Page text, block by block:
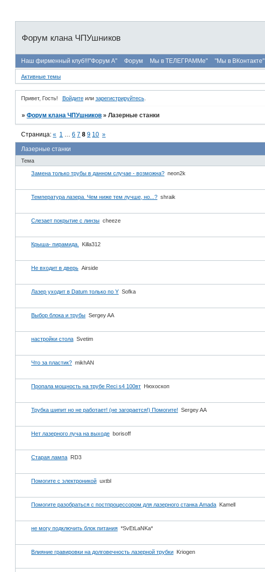
Форум клана ЧПУшников
Наш фирменный клуб!!!"Форум А" Форум Мы в ТЕЛЕГРАММе" "Мы в ВКонтакте"
Активные темы
Привет, Гость! Войдитеили зарегистрируйтесь.
»Форум клана ЧПУшников »Лазерные станки
Лазерные станки
Страница:« 1 6 7 8 9 10 »
Тема
Замена только трубы в данном случае - возможна? neon2k
Температура лазера. Чем ниже тем лучше, но...? shraik
Слезает покрытие с линзы cheeze
Крыша- пирамида. Killa312
Не входит в дверь Airside
Лазер уходит в Datum только по Y Sofka
Выбор блока и трубы Sergey AA
настройки стола Svetim
Что за пластик? mikhAN
Пропала мощность на трубе Reci s4 100вт Нюхоскоп
Трубка шипит но не работает! (не загорается!) Помогите! Sergey AA
Нет лазерного луча на выходе borisoff
Старая лампа RD3
Помогите с электроникой uxtbl
Помогите разобраться с постпроцессором для лазерного станка Amada Kamell
не могу подключить блок питания *SvEtLaNKa*
Влияние гравировки на долговечность лазерной трубки Kriogen